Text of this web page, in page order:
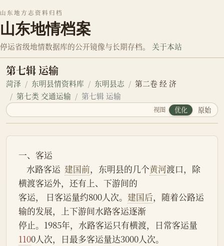
山东地方志资料归档
山东地情档案
停运省级地情数据库的公开镜像与长期存档。 关于本站
第七辑 运输
菏泽 东明县情资料库 东明县志
第二卷 经 济
第七类 交通运输
第七辑 运输
视图 优化 原始
一、客运
    水路客运
建国前，东明县的几个黄河渡口，除
横渡客运外，还有上、下游间的
客运， 日客运量约800人次。 建国后，随着公路运
输的发展，上下游间水路客运逐渐
停止。1985年，水路客运只有横渡，日常客运量
1100人次，日最多客运量达3000人次。